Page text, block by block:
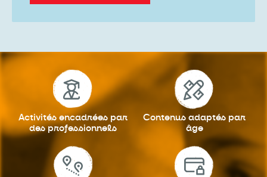
Activités encadrées par
des professionnels
Contenus adaptés par
âge